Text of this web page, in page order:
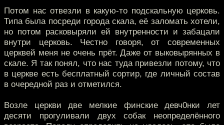
Потом нас отвезли в какую-то подскальную церковь.
Типа была посреди города скала, её заломать хотели,
но потом расковыряли ей внутренности и забацали
внутри церковь. Честно говоря, от современных
церквей меня не очень прёт. Даже от выковырянных в
скале. Я так понял, что нас туда привезли потому, что
в церкве есть бесплатный сортир, где личный состав
в очередной раз и отметился.
Возле церкви две мелкие финские девч0нки лет
десяти прогуливали двух собак неопределённого